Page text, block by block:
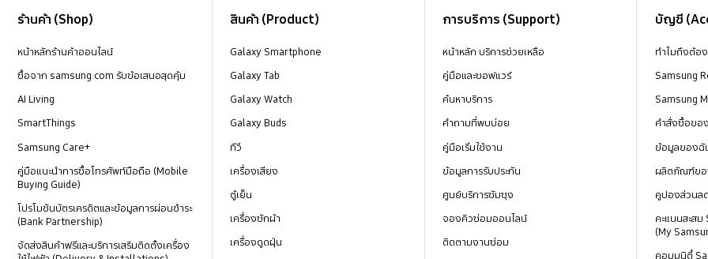
ร้านค้า (Shop)
หน้าหลักร้านค้าออนไลน์
ซื้อจาก samsung.com รับข้อเสนอสุดคุ้ม
AI Living
SmartThings
Samsung Care+
คู่มือแนะนำการซื้อโทรศัพท์มือถือ (Mobile
Buying Guide)
โปรโมชันบัตรเครดิตและข้อมูลการผ่อนชำระ
(Bank Partnership)
จัดส่งสินค้าฟรีและบริการเสริมติดตั้งเครื่อง
สินค้า (Product)
Galaxy Smartphone
Galaxy Tab
Galaxy Watch
Galaxy Buds
ทีวี
เครื่องเสียง
ตู้เย็น
เครื่องซักผ้า
เครื่องดูดฝุ่น
การบริการ (Support)
หน้าหลัก บริการช่วยเหลือ
คู่มือและซอฟแวร์
ค้นหาบริการ
คำถามที่พบบ่อย
คู่มือเริ่มใช้งาน
ข้อมูลการรับประกัน
ศูนย์บริการซัมซุง
จองคิวซ่อมออนไลน์
ติดตามงานซ่อม
บัญชี
ทำไมถึงต้อ
Samsung
Samsung
คำสั่งซื้อขอ
ข้อมูลของฉั
ผลิตภัณฑ์ขอ
คูปองส่วนล
คะแนนสะส
(My
คอมมูนิตี้